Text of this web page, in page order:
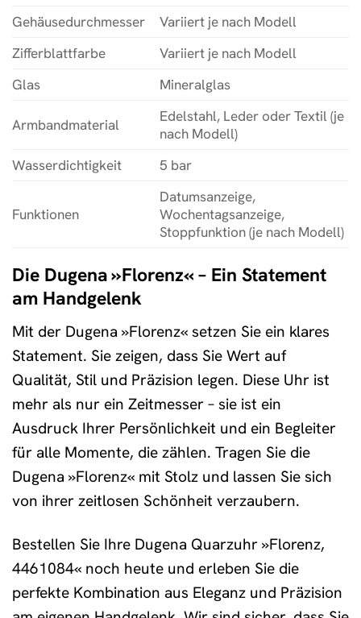
Gehäusedurchmesser
Variiert je nach Modell
Zifferblattfarbe
Variiert je nach Modell
Glas
Mineralglas
Armbandmaterial
Edelstahl, Leder oder Textil (je
nach Modell)
Wasserdichtigkeit
5 bar
Funktionen
Datumsanzeige,
Wochentagsanzeige,
Stoppfunktion (je nach Modell)
Die Dugena »Florenz« – Ein Statement
am Handgelenk
Mit der Dugena »Florenz« setzen Sie ein klares
Statement. Sie zeigen, dass Sie Wert auf
Qualität, Stil und Präzision legen. Diese Uhr ist
mehr als nur ein Zeitmesser – sie ist ein
Ausdruck Ihrer Persönlichkeit und ein Begleiter
für alle Momente, die zählen. Tragen Sie die
Dugena »Florenz« mit Stolz und lassen Sie sich
von ihrer zeitlosen Schönheit verzaubern.
Bestellen Sie Ihre Dugena Quarzuhr »Florenz,
4461084« noch heute und erleben Sie die
perfekte Kombination aus Eleganz und Präzision